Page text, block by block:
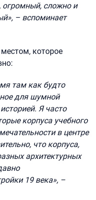
огромный, сложно и
– вспоминает
которое
там как будто
для шумной
Я часто
корпуса учебного
в центре
что корпуса,
архитектурных
19 века», –